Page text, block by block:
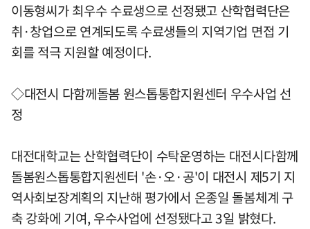
이동형씨가 최우수 수료생으로 선정됐고 산학협력단은
취·창업으로 연계되도록 수료생들의 지역기업 면접 기
회를 적극 지원할 예정이다.
◇대전시 다함께돌봄 원스톱통합지원센터 우수사업 선
정
대전대학교는 산학협력단이 수탁운영하는 대전시다함께
돌봄원스톱통합지원센터 '손·오·공'이 대전시 제5기 지
역사회보장계획의 지난해 평가에서 온종일 돌봄체계 구
축 강화에 기여, 우수사업에 선정됐다고 3일 밝혔다.